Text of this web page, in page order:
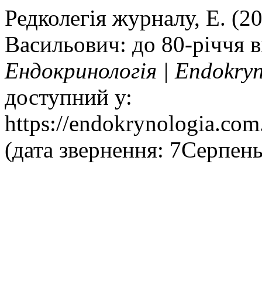
Редколегія журналу, Е.
Васильович: до 80-річчя
Ендокринологія |
доступний у:
https://
(дата звернення: